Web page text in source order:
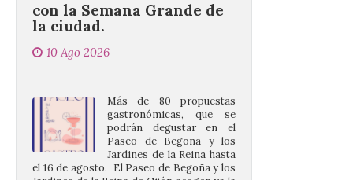
10 Ago 2026
Paseo de Begoña y los
Jardines de la Reina hasta
el 16 de agosto. El Paseo de Begoña y los
Jardines de la Reina de Gijón acogen ya la